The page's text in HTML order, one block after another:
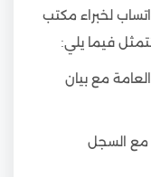
لخبراء مكتب
فيما يلي:
مع بيان
مع السجل